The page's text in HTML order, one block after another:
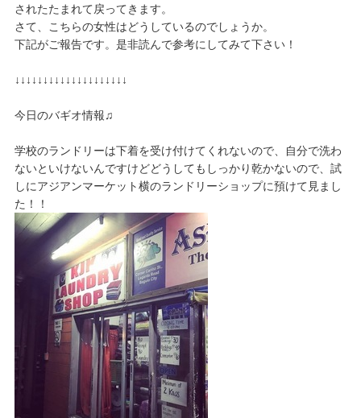
されたたまれて戻ってきます。
さて、こちらの女性はどうしているのでしょうか。
下記がご報告です。是非読んで参考にしてみて下さい！
↓↓↓↓↓↓↓↓↓↓↓↓↓↓↓↓↓↓↓↓
今日のバギオ情報♫
学校のランドリーは下着を受け付けてくれないので、自分で洗わ
ないといけないんですけどどうしてもしっかり乾かないので、試
しにアジアンマーケット横のランドリーショップに預けて見まし
た！！